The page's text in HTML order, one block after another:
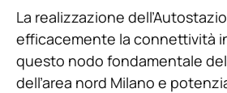
La realizzazione
efficacemente la connettività
questo nodo fondamentale
dell’area nord Milano e